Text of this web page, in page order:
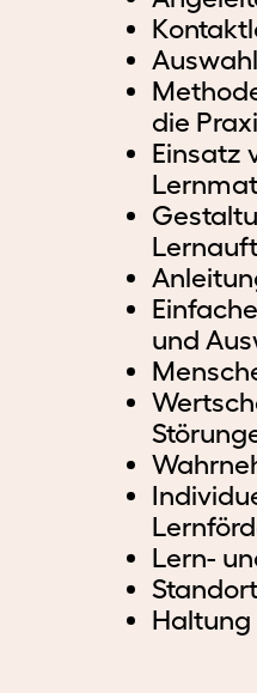
die
Einsatz
und
Lern-
Haltung